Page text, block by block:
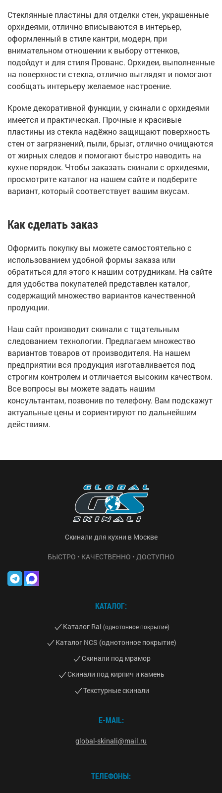
Стеклянные пластины для отделки стен, украшенные
орхидеями, отлично вписываются в интерьер,
оформленный в стиле кантри, модерн, при
внимательном отношении к выбору оттенков,
подойдут и для стиля Прованс. Орхидеи, выполненные
на поверхности стекла, отлично выглядят и помогают
сообщать интерьеру желаемое настроение.
Кроме декоративной функции, у скинали с орхидеями
имеется и практическая. Прочные и красивые
пластины из стекла надёжно защищают поверхность
стен от загрязнений, пыли, брызг, отлично очищаются
от жирных следов и помогают быстро наводить на
кухне порядок. Чтобы заказать скинали с орхидеями,
просмотрите каталог на нашем сайте и подберите
вариант, который соответствует вашим вкусам.
Как сделать заказ
Оформить покупку вы можете самостоятельно с
использованием удобной формы заказа или
обратиться для этого к нашим сотрудникам. На сайте
для удобства покупателей представлен каталог,
содержащий множество вариантов качественной
продукции.
Наш сайт производит скинали с тщательным
следованием технологии. Предлагаем множество
вариантов товаров от производителя. На нашем
предприятии вся продукция изготавливается под
строгим контролем и отличается высоким качеством.
Все вопросы вы можете задать нашим
консультантам, позвонив по телефону. Вам подскажут
актуальные цены и сориентируют по дальнейшим
действиям.
Скинали для кухни в Москве
БЫСТРО • КАЧЕСТВЕННО • ДОСТУПНО
КАТАЛОГ:
Каталог Ral (однотонное покрытие)
Каталог NCS (однотонное покрытие)
Скинали под мрамор
Скинали под кирпич и камень
Текстурные скинали
E-MAIL:
global-skinali@mail.ru
ТЕЛЕФОНЫ: